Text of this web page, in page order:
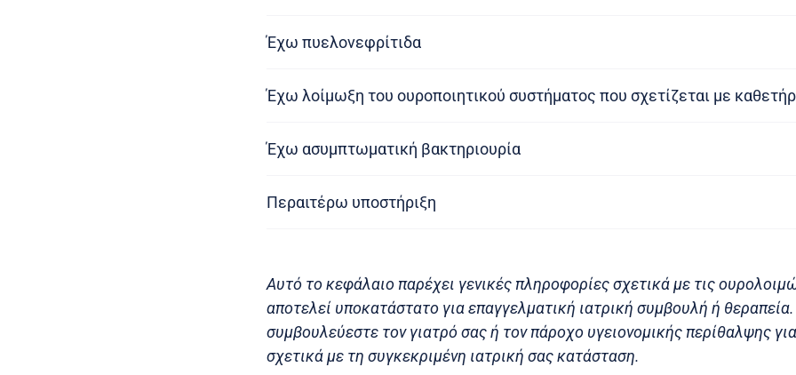
Έχω πυελονεφρίτιδα
Έχω λοίμωξη του ουροποιητικού συστήματος που σχετίζεται με
Έχω ασυμπτωματική βακτηριουρία
Περαιτέρω υποστήριξη
Αυτό το κεφάλαιο παρέχει γενικές πληροφορίες σχετικά με τις
αποτελεί υποκατάστατο για επαγγελματική ιατρική συμβουλή ή
συμβουλεύεστε τον γιατρό σας ή τον πάροχο υγειονομικής περίθαλψης
σχετικά με τη συγκεκριμένη ιατρική σας κατάσταση.